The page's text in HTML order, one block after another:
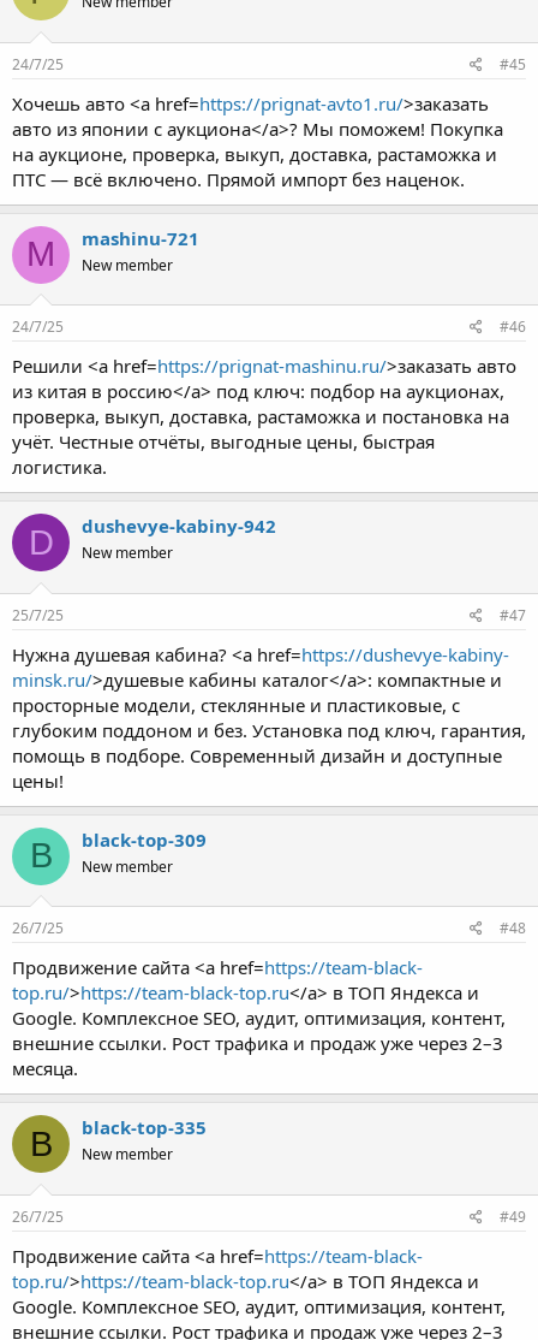
24/7/25 #45
Хочешь авто <a href=https://prignat-avto1.ru/>заказать
авто из японии с аукциона</a>? Мы поможем! Покупка
на аукционе, проверка, выкуп, доставка, растаможка и
ПТС — всё включено. Прямой импорт без наценок.
M mashinu-721
New member
24/7/25 #46
Решили <a href=https://prignat-mashinu.ru/>заказать авто
из китая в россию</a> под ключ: подбор на аукционах,
проверка, выкуп, доставка, растаможка и постановка на
учёт. Честные отчёты, выгодные цены, быстрая
логистика.
D dushevye-kabiny-942
New member
25/7/25 #47
Нужна душевая кабина? <a href=https://dushevye-kabiny-
minsk.ru/>душевые кабины каталог</a>: компактные и
просторные модели, стеклянные и пластиковые, с
глубоким поддоном и без. Установка под ключ, гарантия,
помощь в подборе. Современный дизайн и доступные
цены!
B black-top-309
New member
26/7/25 #48
Продвижение сайта <a href=https://team-black-
top.ru/>https://team-black-top.ru</a> в ТОП Яндекса и
Google. Комплексное SEO, аудит, оптимизация, контент,
внешние ссылки. Рост трафика и продаж уже через 2–3
месяца.
B black-top-335
New member
26/7/25 #49
Продвижение сайта <a href=https://team-black-
top.ru/>https://team-black-top.ru</a> в ТОП Яндекса и
Google. Комплексное SEO, аудит, оптимизация, контент,
внешние ссылки. Рост трафика и продаж уже через 2–3